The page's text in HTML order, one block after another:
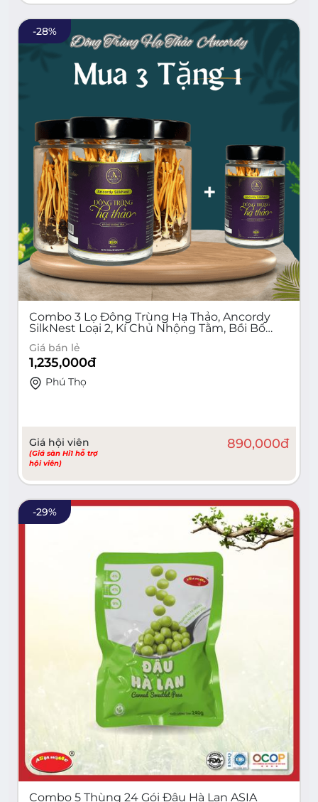
-28%
Combo 3 Lọ Đông Trùng Hạ Thảo, Ancordy
SilkNest Loại 2, Kí Chủ Nhộng Tằm, Bồi Bổ
Sức Khoẻ
Giá bán lẻ
1,235,000đ
Phú Thọ
Giá hội viên
(Giá sàn Hi1 hỗ trợ
hội viên)
890,000đ
-29%
Combo 5 Thùng 24 Gói Đậu Hà Lan ASIA